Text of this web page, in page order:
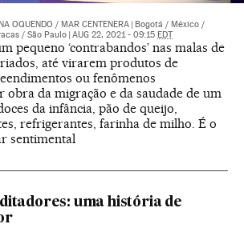
OQUENDO / MAR CENTENERA
Bogotá / México /
/ São Paulo AUG 22, 2021 - 09:15 EDT
pequeno ‘contrabandos’ nas malas de
até virarem produtos de
ou fenômenos
obra da migração e da saudade de um
da infância, pão de queijo,
refrigerantes, farinha de milho. É o
sentimental
ditadores: uma história de